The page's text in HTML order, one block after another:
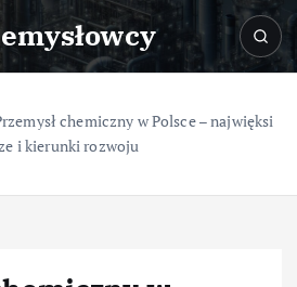
chemiczny w Polsce – najwięksi
i kierunki rozwoju